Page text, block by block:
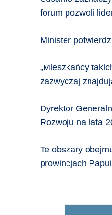
forum pozwoli
Minister
„Mieszkańcy
zazwyczaj
Dyrektor
Rozwoju na lata
Te obszary
prowincjach